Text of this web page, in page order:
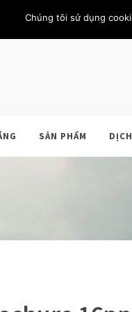
HÀNG LIÊN HỆ THÀNH
SẢN PHẨM
Chúng tôi sử dụng